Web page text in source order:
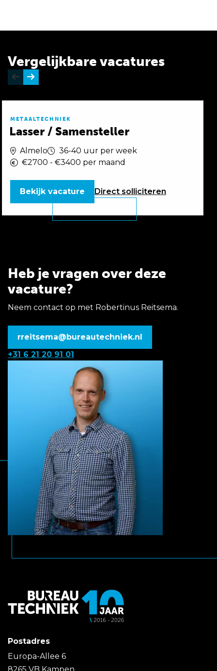
Vergelijkbare vacatures
METAALTECHNIEK
Lasser / Samensteller
Almelo
36-40 uur per week
€2700 - €3400 per maand
Direct solliciteren
Bekijk vacature
Heb je vragen over deze
vacature?
Neem contact op met Robertinus Reitsema.
rreitsema@bureautechniek.nl
+31 6 21 20 91 01
Postadres
Europa-Allee 6